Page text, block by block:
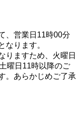
、営業日11時00分
なります。
りますため、火曜日
曜日11時以降のご
。あらかじめご了承